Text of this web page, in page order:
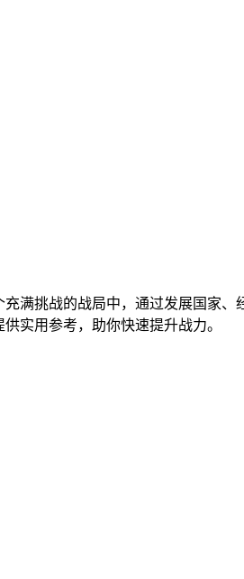
满挑战的战局中，通过发展国家
实用参考，助你快速提升战力。